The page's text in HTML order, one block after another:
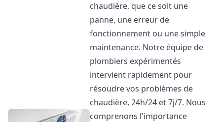
chaudière, que ce soit une
panne, une erreur de
fonctionnement ou une simple
maintenance. Notre équipe de
plombiers expérimentés
intervient rapidement pour
résoudre vos problèmes de
chaudière, 24h/24 et 7j/7. Nous
comprenons l'importance